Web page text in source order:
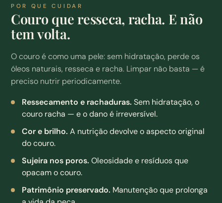
POR QUE CUIDAR
Couro que resseca, racha. E não
tem volta.
O couro é como uma pele: sem hidratação, perde os
óleos naturais, resseca e racha. Limpar não basta — é
preciso nutrir periodicamente.
Ressecamento e rachaduras. Sem hidratação, o
couro racha — e o dano é irreversível.
Cor e brilho. A nutrição devolve o aspecto original
do couro.
Sujeira nos poros. Oleosidade e resíduos que
opacam o couro.
Patrimônio preservado. Manutenção que prolonga